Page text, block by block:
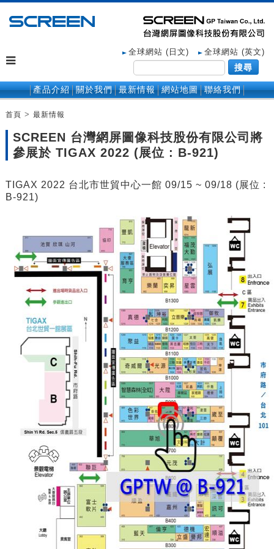
全球網站 (日文) 全球網站 (英文)
搜尋
產品介紹 關於我們 最新情報 網站地圖 聯絡我們
首頁 > 最新情報
SCREEN 台灣網屏圖像科技股份有限公司將
參展於 TIGAX 2022 (展位 : B-921)
TIGAX 2022 台北市世貿中心一館 09/15 ~ 09/18 (展位 :
B-921)